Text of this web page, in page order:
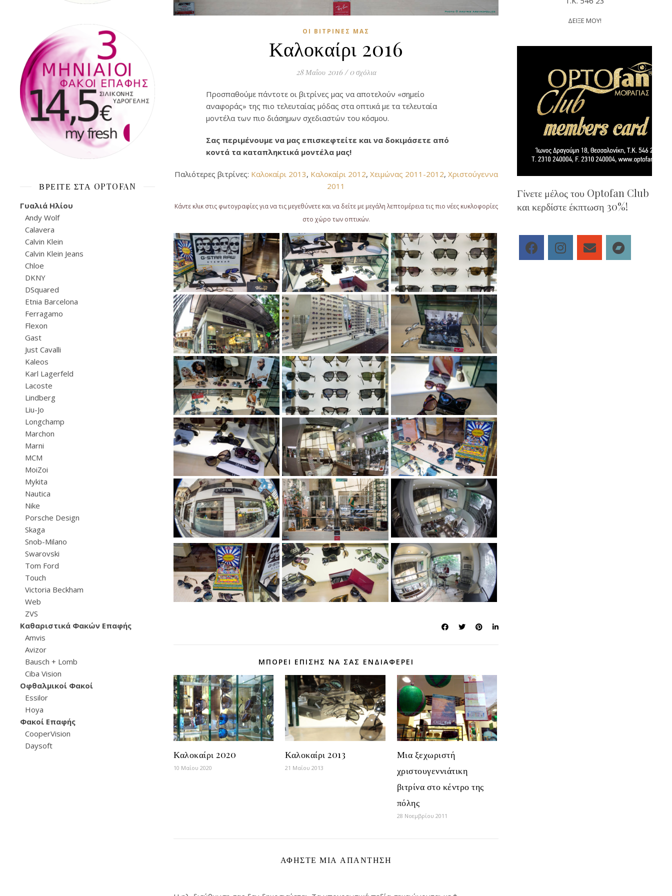
ΒΡΕΊΤΕ ΣΤΑ OPTOFAN
Γυαλιά Ηλίου
Andy Wolf
Calavera
Calvin Klein
Calvin Klein Jeans
Chloe
DKNY
DSquared
Etnia Barcelona
Ferragamo
Flexon
Gast
Just Cavalli
Kaleos
Karl Lagerfeld
Lacoste
Lindberg
Liu-Jo
Longchamp
Marchon
Marni
MCM
MoiZoi
Mykita
Nautica
Nike
Porsche Design
Skaga
Snob-Milano
Swarovski
Tom Ford
Touch
Victoria Beckham
Web
ZVS
Καθαριστικά Φακών Επαφής
Amvis
Avizor
Bausch + Lomb
Ciba Vision
Οφθαλμικοί Φακοί
Essilor
Hoya
Φακοί Επαφής
CooperVision
Daysoft
ΟΙ ΒΙΤΡΊΝΕΣ ΜΑΣ
Καλοκαίρι 2016
28 Μαΐου 2016 / 0 σχόλια
Προσπαθούμε πάντοτε οι βιτρίνες μας να αποτελούν «σημείο
αναφοράς» της πιο τελευταίας μόδας στα οπτικά με τα τελευταία
μοντέλα των πιο διάσημων σχεδιαστών του κόσμου.
Σας περιμένουμε να μας επισκεφτείτε και να δοκιμάσετε από
κοντά τα καταπληκτικά μοντέλα μας!
Παλιότερες βιτρίνες: Καλοκαίρι 2013, Καλοκαίρι 2012, Χειμώνας 2011-2012, Χριστούγεννα
2011
Κάντε κλικ στις φωτογραφίες για να τις μεγεθύνετε και να δείτε με μεγάλη λεπτομέρεια τις πιο νέες κυκλοφορίες
στο χώρο των οπτικών.
ΜΠΟΡΕΊ ΕΠΊΣΗΣ ΝΑ ΣΑΣ ΕΝΔΙΑΦΈΡΕΙ
Καλοκαίρι 2020
10 Μαΐου 2020
Καλοκαίρι 2013
21 Μαΐου 2013
Μια ξεχωριστή
χριστουγεννιάτικη
βιτρίνα στο κέντρο της
πόλης
28 Νοεμβρίου 2011
ΑΦΉΣΤΕ ΜΙΑ ΑΠΆΝΤΗΣΗ
ΔΕΙΞΕ ΜΟΥ!
Γίνετε μέλος του Optofan Club
και κερδίστε έκπτωση 30%!